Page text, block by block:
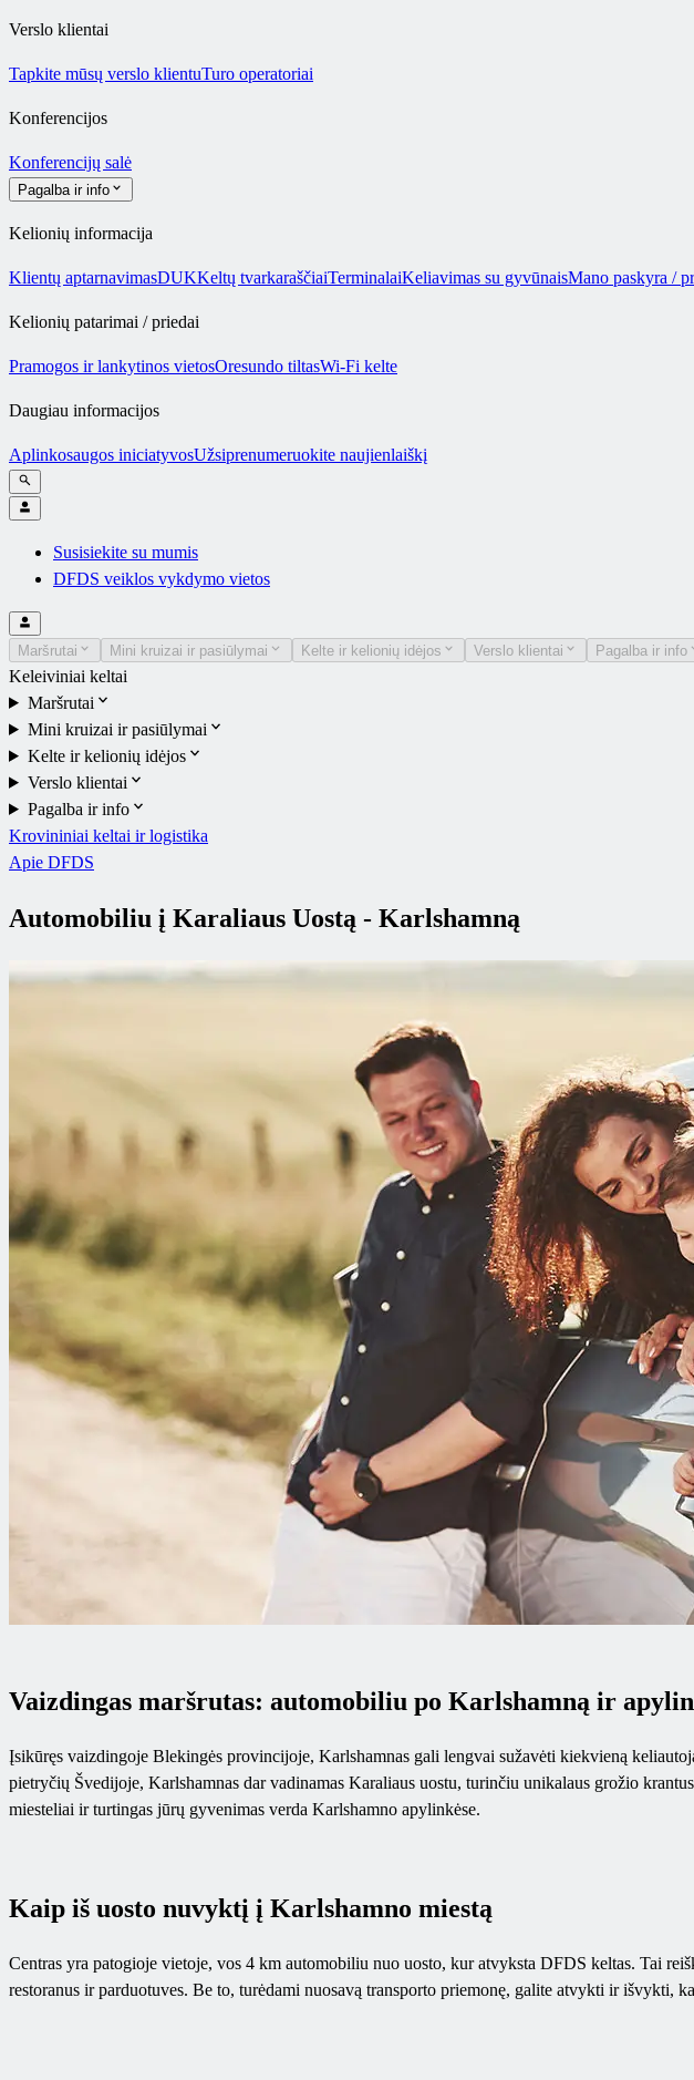
Verslo klientai
Tapkite mūsų verslo klientuTuro operatoriai
Konferencijos
Konferencijų salė
Pagalba ir info
Kelionių informacija
Klientų aptarnavimasDUKKeltų tvarkaraščiaiTerminalaiKeliavimas su gyvūnaisMano paskyra /
Kelionių patarimai / priedai
Pramogos ir lankytinos vietosOresundo tiltasWi-Fi kelte
Daugiau informacijos
Aplinkosaugos iniciatyvosUžsiprenumeruokite naujienlaiškį
Susisiekite su mumis
DFDS veiklos vykdymo vietos
Maršrutai Mini kruizai ir pasiūlymai Kelte ir kelionių idėjos Verslo klientai Pagalba ir info
Keleiviniai keltai
Maršrutai
Mini kruizai ir pasiūlymai
Kelte ir kelionių idėjos
Verslo klientai
Pagalba ir info
Krovininiai keltai ir logistika
Apie DFDS
Automobiliu į Karaliaus Uostą - Karlshamną
Vaizdingas maršrutas: automobiliu po Karlshamną ir
Įsikūręs vaizdingoje Blekingės provincijoje, Karlshamnas gali lengvai sužavėti kiekvieną
pietryčių Švedijoje, Karlshamnas dar vadinamas Karaliaus uostu, turinčiu unikalaus grožio
miesteliai ir turtingas jūrų gyvenimas verda Karlshamno apylinkėse.
Kaip iš uosto nuvyktį į Karlshamno miestą
Centras yra patogioje vietoje, vos 4 km automobiliu nuo uosto, kur atvyksta DFDS keltas. Tai
restoranus ir parduotuves. Be to, turėdami nuosavą transporto priemonę, galite atvykti ir išvykti,